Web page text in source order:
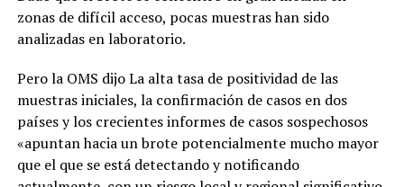
zonas de difícil acceso, pocas muestras han sido
analizadas en laboratorio.
Pero la OMS dijo La alta tasa de positividad de las
muestras iniciales, la confirmación de casos en dos
países y los crecientes informes de casos sospechosos
«apuntan hacia un brote potencialmente mucho mayor
que el que se está detectando y notificando